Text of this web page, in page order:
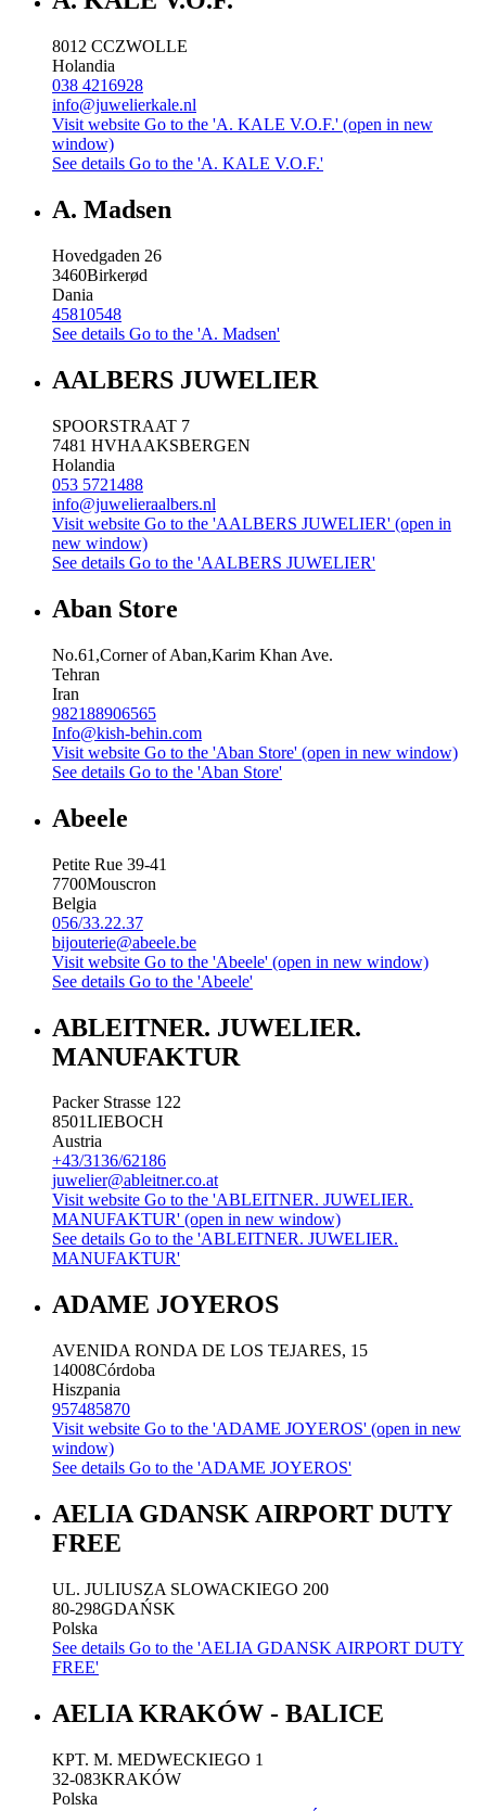
8012 CCZWOLLE
Holandia
038 4216928
info@juwelierkale.nl
Visit website Go to the 'A. KALE V.O.F.' (open in new
window)
See details Go to the 'A. KALE V.O.F.'
A. Madsen
Hovedgaden 26
3460Birkerød
Dania
45810548
See details Go to the 'A. Madsen'
AALBERS JUWELIER
SPOORSTRAAT 7
7481 HVHAAKSBERGEN
Holandia
053 5721488
info@juwelieraalbers.nl
Visit website Go to the 'AALBERS JUWELIER' (open in
new window)
See details Go to the 'AALBERS JUWELIER'
Aban Store
No.61,Corner of Aban,Karim Khan Ave.
Tehran
Iran
982188906565
Info@kish-behin.com
Visit website Go to the 'Aban Store' (open in new window)
See details Go to the 'Aban Store'
Abeele
Petite Rue 39-41
7700Mouscron
Belgia
056/33.22.37
bijouterie@abeele.be
Visit website Go to the 'Abeele' (open in new window)
See details Go to the 'Abeele'
ABLEITNER. JUWELIER.
MANUFAKTUR
Packer Strasse 122
8501LIEBOCH
Austria
+43/3136/62186
juwelier@ableitner.co.at
Visit website Go to the 'ABLEITNER. JUWELIER.
MANUFAKTUR' (open in new window)
See details Go to the 'ABLEITNER. JUWELIER.
MANUFAKTUR'
ADAME JOYEROS
AVENIDA RONDA DE LOS TEJARES, 15
14008Córdoba
Hiszpania
957485870
Visit website Go to the 'ADAME JOYEROS' (open in new
window)
See details Go to the 'ADAME JOYEROS'
AELIA GDANSK AIRPORT DUTY
FREE
UL. JULIUSZA SLOWACKIEGO 200
80-298GDAŃSK
Polska
See details Go to the 'AELIA GDANSK AIRPORT DUTY
FREE'
AELIA KRAKÓW - BALICE
KPT. M. MEDWECKIEGO 1
32-083KRAKÓW
Polska